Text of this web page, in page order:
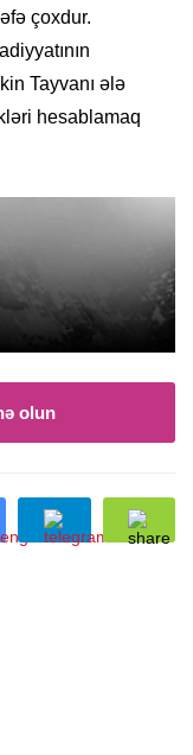
çoxdur.
Tayvanı ələ
hesablamaq
olun